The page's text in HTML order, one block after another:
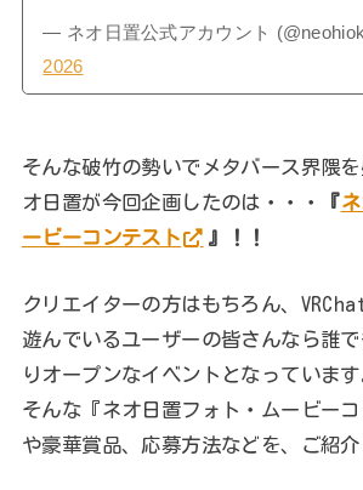
— ネオ日置公式アカウント
2026
そんな破竹の勢いでメタバース界隈
オ日置が今回企画したのは・・・
『
ービーコンテスト
』！！
クリエイターの方はもちろん、
遊んでいるユーザーの皆さんなら誰
りオープンなイベントとなっています
そんな『ネオ日置フォト・ムービー
や豪華賞品、応募方法などを、ご紹介